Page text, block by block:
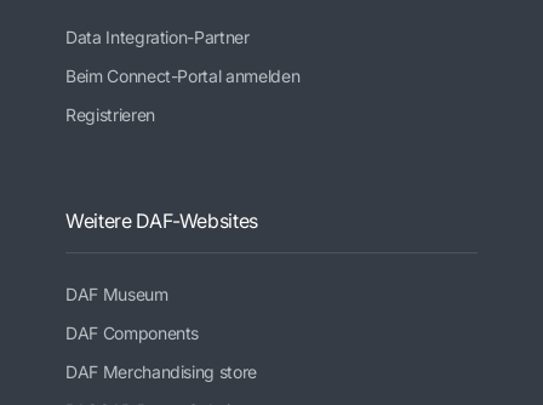
Data Integration-Partner
Beim Connect-Portal anmelden
Registrieren
Weitere DAF-Websites
DAF Museum
DAF Components
DAF Merchandising store